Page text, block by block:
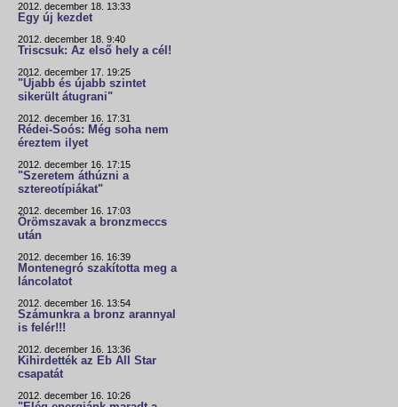
2012. december 18. 13:33
Egy új kezdet
2012. december 18. 9:40
Triscsuk: Az első hely a cél!
2012. december 17. 19:25
"Újabb és újabb szintet
sikerült átugrani"
2012. december 16. 17:31
Rédei-Soós: Még soha nem
éreztem ilyet
2012. december 16. 17:15
"Szeretem áthúzni a
sztereotípiákat"
2012. december 16. 17:03
Örömszavak a bronzmeccs
után
2012. december 16. 16:39
Montenegró szakította meg a
láncolatot
2012. december 16. 13:54
Számunkra a bronz arannyal
is felér!!!
2012. december 16. 13:36
Kihirdették az Eb All Star
csapatát
2012. december 16. 10:26